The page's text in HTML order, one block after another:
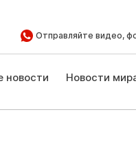
Отправляйте видео,
новости Новости